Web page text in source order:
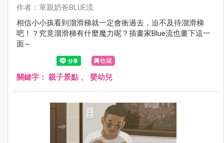
作者：單親奶爸BLUE流
相信小小孩看到溜滑梯就一定會衝過去，迫不及待溜滑梯
吧！？究竟溜滑梯有什麼魔力呢？插畫家Blue流也畫下這一
面～
收藏
關鍵字： 親子景點 、 嬰幼兒